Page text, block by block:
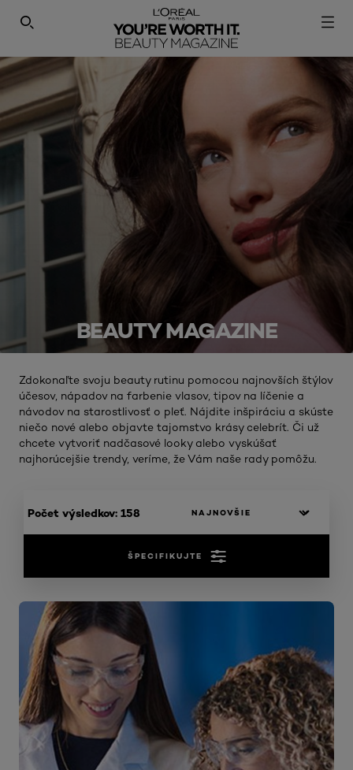
SEARCH THIS SITE
BEAUTY MAGAZINE
Zdokonaľte svoju beauty rutinu pomocou najnovších štýlov
účesov, nápadov na farbenie vlasov, tipov na líčenie a
návodov na starostlivosť o pleť. Nájdite inšpiráciu a skúste
niečo nové alebo objavte tajomstvo krásy celebrít. Či už
chcete vytvoriť nadčasové looky alebo vyskúšať
najhorúcejšie trendy, veríme, že Vám naše rady pomôžu.
Počet výsledkov: 158
ŠPECIFIKUJTE